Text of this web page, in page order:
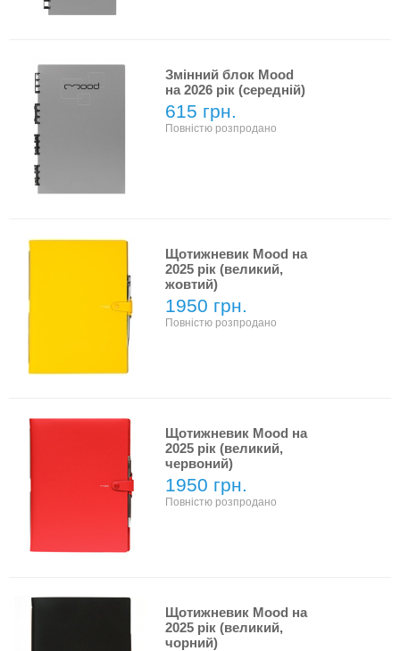
Змінний блок Mood
на 2026 рік (середній)
615 грн.
Повністю розпродано
Щотижневик Mood на
2025 рік (великий,
жовтий)
1950 грн.
Повністю розпродано
Щотижневик Mood на
2025 рік (великий,
червоний)
1950 грн.
Повністю розпродано
Щотижневик Mood на
2025 рік (великий,
чорний)